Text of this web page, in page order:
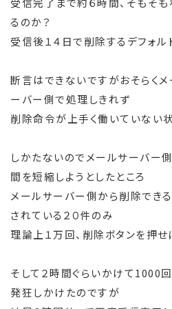
るのか？
受信後１４日で削除するデフォル
断言はできないですがおそらく
ーバー側で処理しきれず
削除命令が上手く働いていない
しかたないのでメールサーバー
間を短縮しようとしたところ
メールサーバー側から削除でき
されている２０件のみ
理論上１万回、削除ボタンを押せ
そして２時間ぐらいかけて1000
発狂しかけたのですが